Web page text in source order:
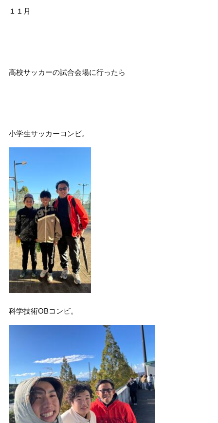
１１月
高校サッカーの試合会場に行ったら
小学生サッカーコンビ。
科学技術OBコンビ。